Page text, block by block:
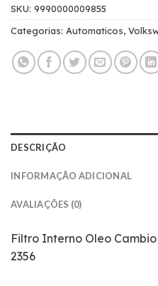
SKU: 9990000009855
Categorias: Automaticos,
DESCRIÇÃO
INFORMAÇÃO ADICIONAL
AVALIAÇÕES (0)
Filtro Interno Oleo
2356